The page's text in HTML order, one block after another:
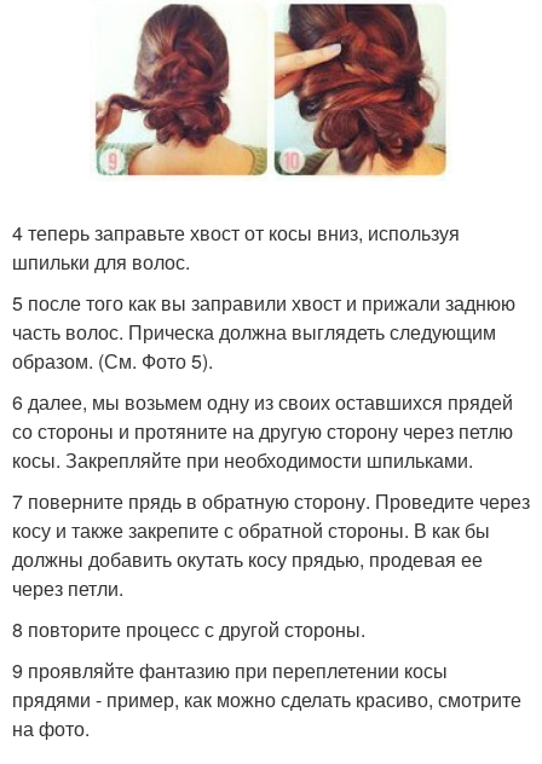
4 теперь заправьте хвост от косы вниз, используя
шпильки для волос.
5 после того как вы заправили хвост и прижали заднюю
часть волос. Прическа должна выглядеть следующим
образом. (См. Фото 5).
6 далее, мы возьмем одну из своих оставшихся прядей
со стороны и протяните на другую сторону через петлю
косы. Закрепляйте при необходимости шпильками.
7 поверните прядь в обратную сторону. Проведите через
косу и также закрепите с обратной стороны. В как бы
должны добавить окутать косу прядью, продевая ее
через петли.
8 повторите процесс с другой стороны.
9 проявляйте фантазию при переплетении косы
прядями - пример, как можно сделать красиво, смотрите
на фото.